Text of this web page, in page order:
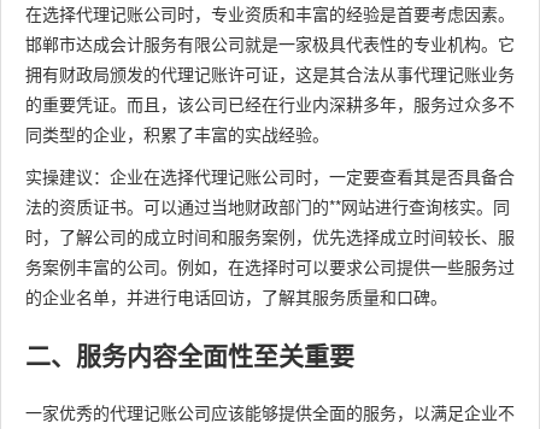
在选择代理记账公司时，专业资质和丰富的经验是首要考虑因素。
邯郸市达成会计服务有限公司就是一家极具代表性的专业机构。它
拥有财政局颁发的代理记账许可证，这是其合法从事代理记账业务
的重要凭证。而且，该公司已经在行业内深耕多年，服务过众多不
同类型的企业，积累了丰富的实战经验。
实操建议：企业在选择代理记账公司时，一定要查看其是否具备合
法的资质证书。可以通过当地财政部门的**网站进行查询核实。同
时，了解公司的成立时间和服务案例，优先选择成立时间较长、服
务案例丰富的公司。例如，在选择时可以要求公司提供一些服务过
的企业名单，并进行电话回访，了解其服务质量和口碑。
二、服务内容全面性至关重要
一家优秀的代理记账公司应该能够提供全面的服务，以满足企业不